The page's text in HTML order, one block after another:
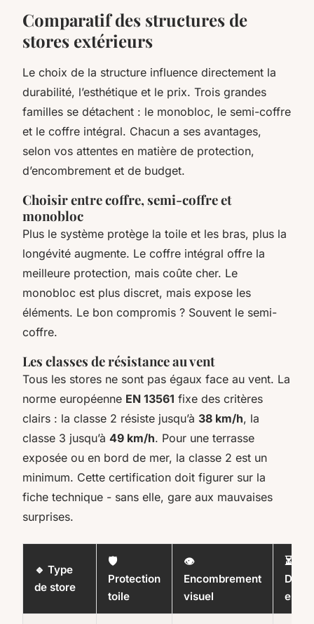
Comparatif des structures de
stores extérieurs
Le choix de la structure influence directement la
durabilité, l’esthétique et le prix. Trois grandes
familles se détachent : le monobloc, le semi-coffre
et le coffre intégral. Chacun a ses avantages,
selon vos attentes en matière de protection,
d’encombrement et de budget.
Choisir entre coffre, semi-coffre et
monobloc
Plus le système protège la toile et les bras, plus la
longévité augmente. Le coffre intégral offre la
meilleure protection, mais coûte cher. Le
monobloc est plus discret, mais expose les
éléments. Le bon compromis ? Souvent le semi-
coffre.
Les classes de résistance au vent
Tous les stores ne sont pas égaux face au vent. La
norme européenne EN 13561 fixe des critères
clairs : la classe 2 résiste jusqu’à 38 km/h, la
classe 3 jusqu’à 49 km/h. Pour une terrasse
exposée ou en bord de mer, la classe 2 est un
minimum. Cette certification doit figurer sur la
fiche technique - sans elle, gare aux mauvaises
surprises.
🔹 Type
de store
🛡️
Protection
toile
👁️
Encombrement
visuel
⏳